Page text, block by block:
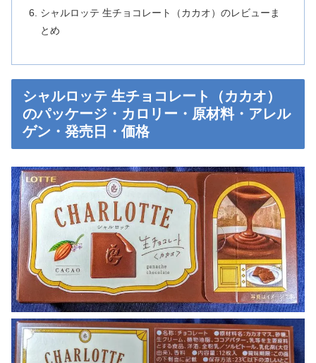
シャルロッテ 生チョコレート（カカオ）のレビューま
とめ
シャルロッテ 生チョコレート（カカオ）
のパッケージ・カロリー・原材料・アレル
ゲン・発売日・価格